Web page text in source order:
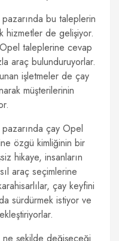
bu taleplerin
hizmetler de gelişiyor.
taleplerine cevap
araç bulunduruyorlar.
işletmeler de çay
müşterilerinin
çay Opel
özgü kimliğinin bir
hikaye, insanların
araç seçimlerine
çay keyfini
sürdürmek istiyor ve